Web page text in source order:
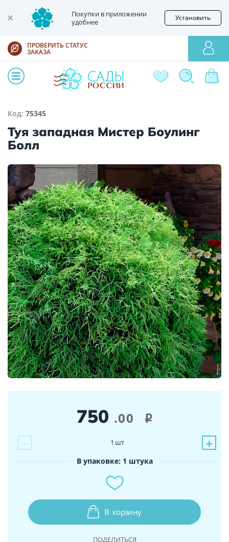
Покупки в приложении
удобнее
Установить
ПРОВЕРИТЬ СТАТУС
ЗАКАЗА
Код: 75345
Туя западная Мистер Боулинг
Болл
750 .00 i
− +
1 шт
В упаковке: 1 штука
В корзину
ПОДЕЛИТЬСЯ